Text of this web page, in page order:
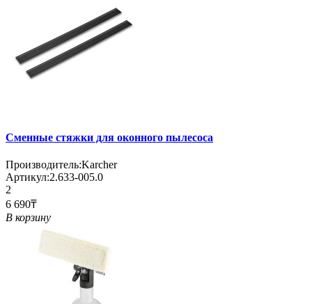
Сменные стяжки для оконного пылесоса
Производитель:Karcher
Артикул:2.633-005.0
2
6 690₸
В корзину